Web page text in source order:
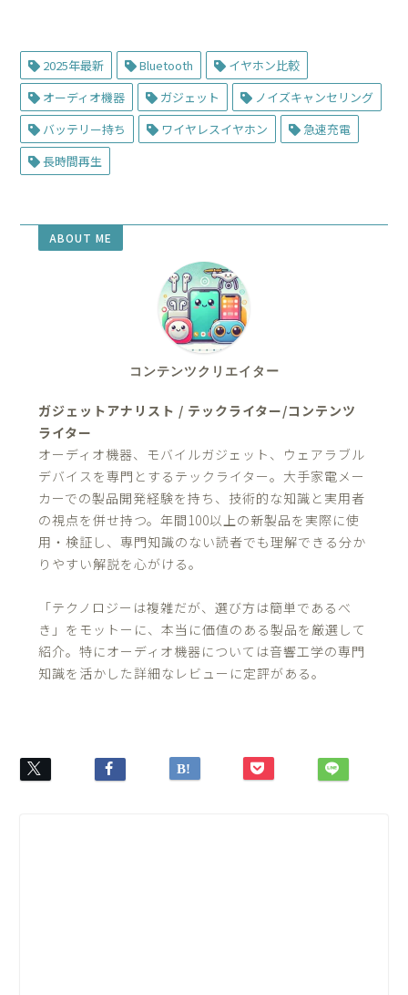
2025年最新 Bluetooth
イヤホン比較
オーディオ機器
ガジェット
ノイズキャンセリング
バッテリー持ち
ワイヤレスイヤホン
急速充電
長時間再生
ABOUT ME
コンテンツクリエイター
ガジェットアナリスト / テックライター/コンテンツ
ライター
オーディオ機器、モバイルガジェット、ウェアラブル
デバイスを専門とするテックライター。大手家電メー
カーでの製品開発経験を持ち、技術的な知識と実用者
の視点を併せ持つ。年間100以上の新製品を実際に使
用・検証し、専門知識のない読者でも理解できる分か
りやすい解説を心がける。
「テクノロジーは複雑だが、選び方は簡単であるべ
き」をモットーに、本当に価値のある製品を厳選して
紹介。特にオーディオ機器については音響工学の専門
知識を活かした詳細なレビューに定評がある。